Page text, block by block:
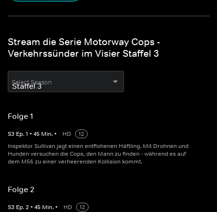
Stream die Serie Motorway Cops -
Verkehrssünder im Visier Staffel 3
Select Season
Folge 1
S3 Ep.1 • 45 Min. • HD
12
Inspektor Sullivan jagt einen entflohenen Häftling. Mit Drohnen und
Hunden versuchen die Cops, den Mann zu finden - während es auf
dem M56 zu einer verheerenden Kollision kommt.
Folge 2
S3 Ep.2 • 45 Min. • HD
12